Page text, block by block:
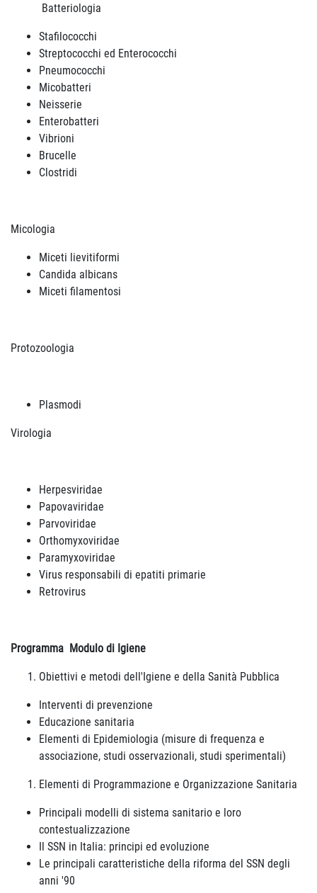
Batteriologia
Stafilococchi
Streptococchi ed Enterococchi
Pneumococchi
Micobatteri
Neisserie
Enterobatteri
Vibrioni
Brucelle
Clostridi
Micologia
Miceti lievitiformi
Candida albicans
Miceti filamentosi
Protozoologia
Plasmodi
Virologia
Herpesviridae
Papovaviridae
Parvoviridae
Orthomyxoviridae
Paramyxoviridae
Virus responsabili di epatiti primarie
Retrovirus
Programma Modulo di Igiene
Obiettivi e metodi dell'Igiene e della Sanità Pubblica
Interventi di prevenzione
Educazione sanitaria
Elementi di Epidemiologia (misure di frequenza e
associazione, studi osservazionali, studi sperimentali)
Elementi di Programmazione e Organizzazione Sanitaria
Principali modelli di sistema sanitario e loro
contestualizzazione
Il SSN in Italia: principi ed evoluzione
Le principali caratteristiche della riforma del SSN degli
anni '90